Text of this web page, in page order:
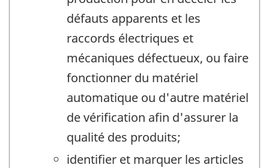
défauts apparents et les
raccords électriques et
mécaniques défectueux, ou faire
fonctionner du matériel
automatique ou d'autre matériel
de vérification afin d'assurer la
qualité des produits;
identifier et marquer les articles